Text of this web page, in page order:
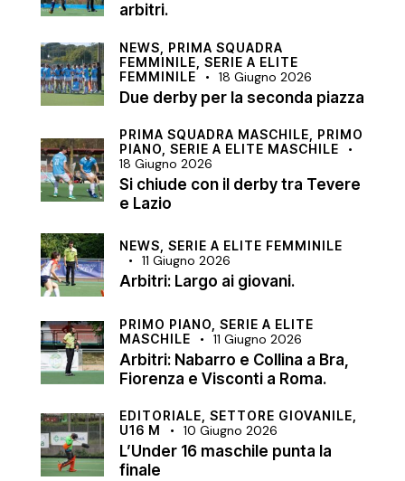
arbitri.
NEWS, PRIMA SQUADRA
FEMMINILE, SERIE A ELITE
FEMMINILE
18 Giugno 2026
Due derby per la seconda piazza
PRIMA SQUADRA MASCHILE, PRIMO
PIANO, SERIE A ELITE MASCHILE
18 Giugno 2026
Si chiude con il derby tra Tevere
e Lazio
NEWS, SERIE A ELITE FEMMINILE
11 Giugno 2026
Arbitri: Largo ai giovani.
PRIMO PIANO, SERIE A ELITE
MASCHILE
11 Giugno 2026
Arbitri: Nabarro e Collina a Bra,
Fiorenza e Visconti a Roma.
EDITORIALE, SETTORE GIOVANILE,
U16 M
10 Giugno 2026
L’Under 16 maschile punta la
finale